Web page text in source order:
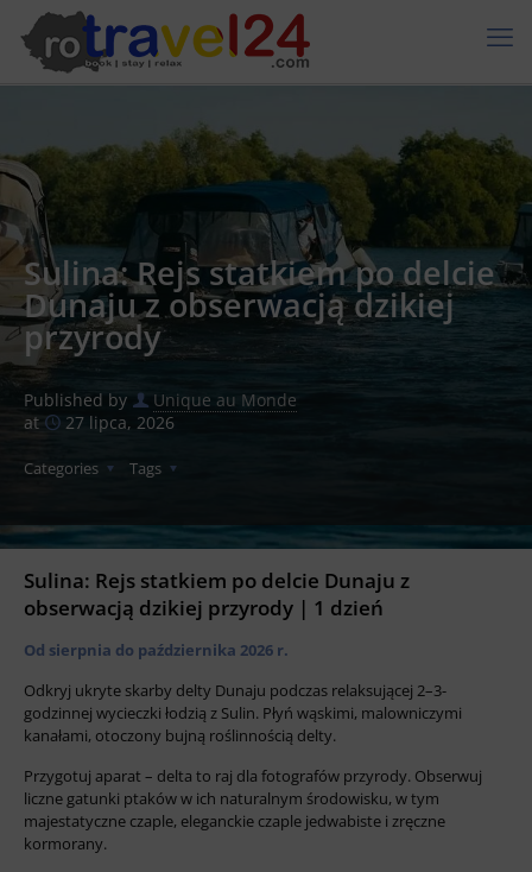
Sulina: Rejs statkiem po delcie
Dunaju z obserwacją dzikiej
przyrody
Published by
Unique au Monde
at
27 lipca, 2026
Categories Tags
Sulina: Rejs statkiem po delcie Dunaju z
obserwacją dzikiej przyrody | 1 dzień
Od sierpnia do października 2026 r.
Odkryj ukryte skarby delty Dunaju podczas relaksującej 2–3-
godzinnej wycieczki łodzią z Sulin. Płyń wąskimi, malowniczymi
kanałami, otoczony bujną roślinnością delty.
Przygotuj aparat – delta to raj dla fotografów przyrody. Obserwuj
liczne gatunki ptaków w ich naturalnym środowisku, w tym
majestatyczne czaple, eleganckie czaple jedwabiste i zręczne
kormorany.